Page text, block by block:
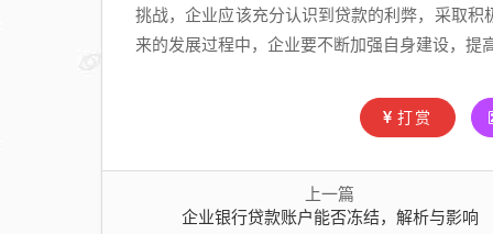
挑战，企业应该充分认识到贷款的利弊，采取
来的发展过程中，企业要不断加强自身建设，提
打赏
上一篇
企业银行贷款账户能否冻结，解析与影响